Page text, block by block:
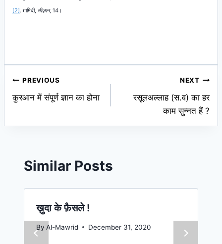
[2] . ग़ामिदी, मीज़ान, 14।
Post
navigation
PREVIOUS
कुरआन में संपूर्ण ज्ञान का होना
NEXT
रसूलअल्लाह (स.व) का हर
काम सुन्नत हैं ?
Similar Posts
ख़ुदा के फ़ैसले !
By Al-Mawrid December 31, 2020